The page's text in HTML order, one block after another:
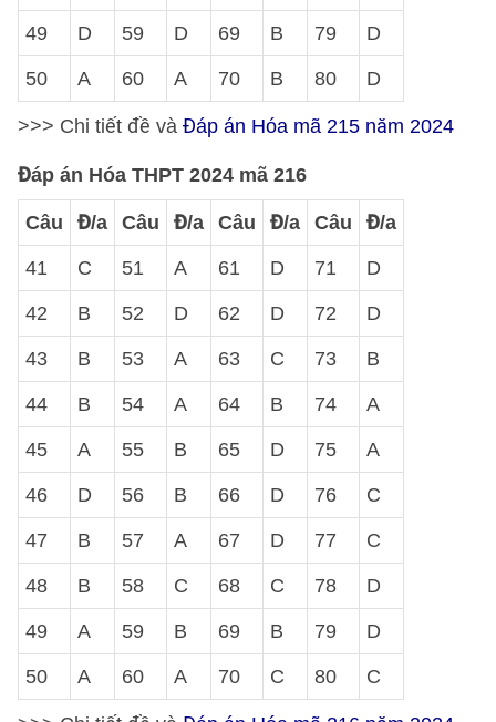
49 D 59 D 69 B 79 D
50 A 60 A 70 B 80 D
>>> Chi tiết đề và Đáp án Hóa mã 215 năm 2024
Đáp án Hóa THPT 2024 mã 216
Câu Đ/a Câu Đ/a Câu Đ/a Câu Đ/a
41 C 51 A 61 D 71 D
42 B 52 D 62 D 72 D
43 B 53 A 63 C 73 B
44 B 54 A 64 B 74 A
45 A 55 B 65 D 75 A
46 D 56 B 66 D 76 C
47 B 57 A 67 D 77 C
48 B 58 C 68 C 78 D
49 A 59 B 69 B 79 D
50 A 60 A 70 C 80 C